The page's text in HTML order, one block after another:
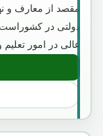
مقصد از معارف و
دولتی در
عالی در امور